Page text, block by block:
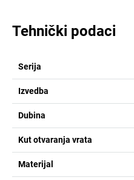
Tehnički podaci
Serija
Izvedba
Dubina
Kut otvaranja vrata
Materijal